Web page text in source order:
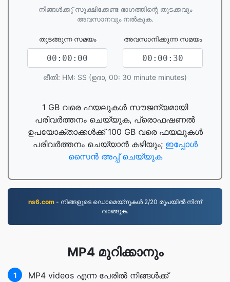
നിങ്ങള്‍ക്കു് സൂക്ഷിക്കേണ്ട ഭാഗത്തിന്റെ തുടക്കവും
അവസാനവും നല്‍കുക.
തുടങ്ങുന്ന സമയം അവസാനിക്കുന്ന സമയം
രീതി: HM: SS (ഉദാ, 00: 30 minute minutes)
1 GB വരെ ഫയലുകൾ സൗജന്യമായി
പരിവർത്തനം ചെയ്യുക, പ്രൊഫഷണൽ
ഉപയോക്താക്കൾക്ക് 100 GB വരെ ഫയലുകൾ
പരിവർത്തനം ചെയ്യാൻ കഴിയും; ഇപ്പോൾ
സൈൻ അപ്പ് ചെയ്യുക
ns6.com - നിങ്ങളുടെ ഡൊമെയ്നുകൾ 2/20 രൂപയിൽ നിന്ന്
വാങ്ങുക.
MP4 മുറിക്കാനും
1
MP4 videos എന്ന പേരില്‍ നിങ്ങള്‍ക്ക്